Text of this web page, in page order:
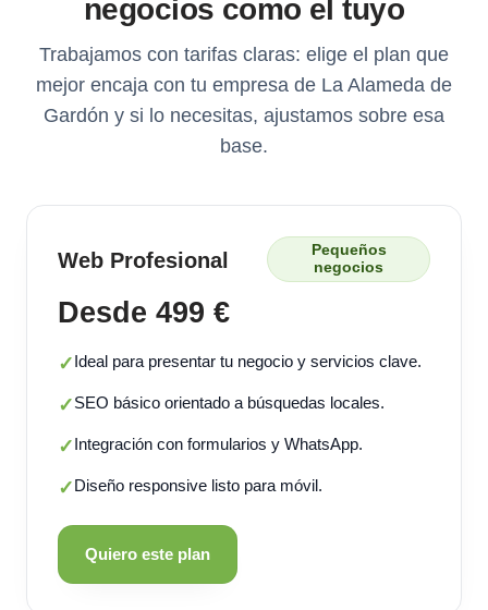
negocios como el tuyo
Trabajamos con tarifas claras: elige el plan que
mejor encaja con tu empresa de La Alameda de
Gardón y si lo necesitas, ajustamos sobre esa
base.
Web Profesional
Pequeños
negocios
Desde 499 €
✓Ideal para presentar tu negocio y servicios clave.
✓SEO básico orientado a búsquedas locales.
✓Integración con formularios y WhatsApp.
✓Diseño responsive listo para móvil.
Quiero este plan